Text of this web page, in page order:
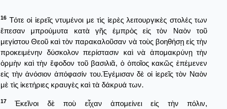
16 Τότε οἱ ἱερεῖς ντυμένοι με τὶς ἱερὲς λειτουργικὲς στολές των
ἔπεσαν μπρούμυτα κατὰ γῆς ἐμπρὸς εἰς τὸν Ναὸν τοῦ
μεγίστου Θεοῦ καὶ τὸν παρακαλοῦσαν νὰ τοὺς βοηθήσῃ εἰς τὴν
προκειμένην δύσκολον περίστασιν καὶ νὰ ἀπομακρύνῃ τὴν
ὁρμὴν καὶ τὴν ἕφοδον τοῦ βασιλιᾶ, ὁ ὁποῖος κακῶς ἐπέμενεν
εἰς τὴν ἀνόσιον ἀπόφασίν του.Ἐγέμισαν δὲ οἱ ἱερεῖς τὸν Ναὸν
μὲ τὶς ἰκετήριες κραυγὲς καὶ τὰ δάκρυά των.
17
Ἐκεῖνοι δὲ ποὺ εἶχαν ἀπομείνει εἰς τὴν πόλιν,